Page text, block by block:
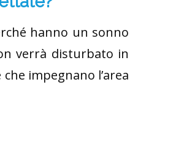
hanno un sonno
verrà disturbato in
impegnano l’area